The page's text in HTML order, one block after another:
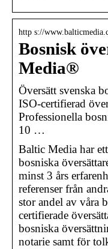
http s://
Bosnisk
Media®
Översätt svenska
ISO-certifierad
Professionella
10 …
Baltic Media har
bosniska
minst 3 års
referenser från
stor andel av våra
certifierade
bosniska
notarie samt för